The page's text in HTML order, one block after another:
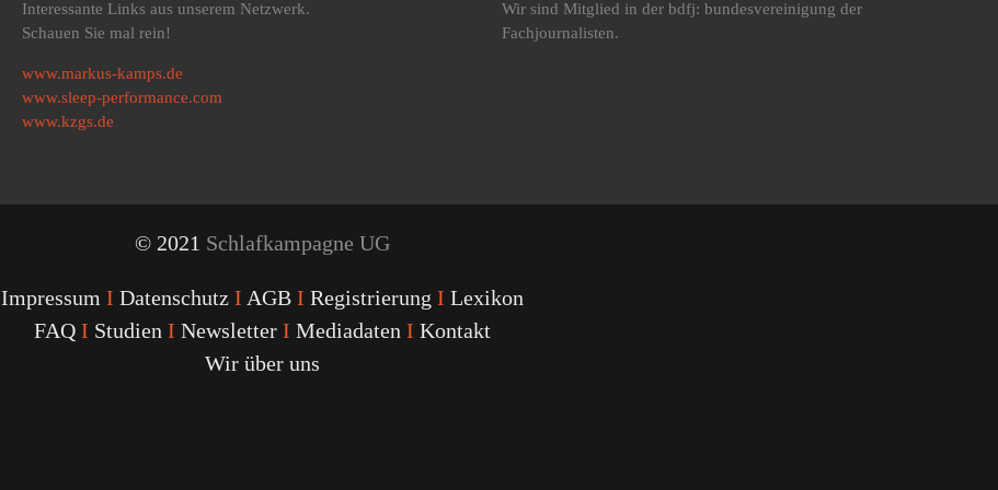
Interessante Links aus unserem Netzwerk.
Schauen Sie mal rein!
www.markus-kamps.de
www.sleep-performance.com
www.kzgs.de
Wir sind Mitglied in der bdfj: bundesvereinigung der
Fachjournalisten.
© 2021 Schlafkampagne UG
Impressum I Datenschutz I AGB I Registrierung I Lexikon
FAQ I Studien I Newsletter I Mediadaten I Kontakt
Wir über uns